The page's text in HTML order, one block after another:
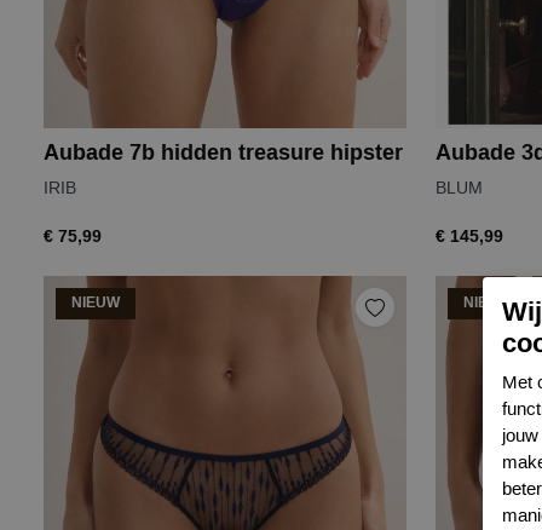
Aubade 7b hidden treasure hipster
IRIB
€ 75,99
Aubade
BLUM
€ 145,99
NIEUW NIEUW
Met